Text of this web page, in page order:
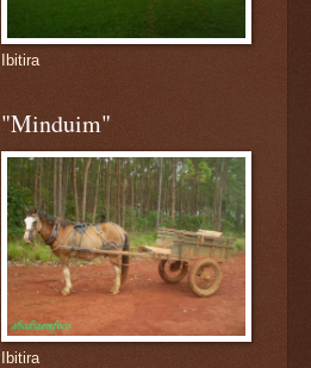
Ibitira
"Minduim"
Ibitira